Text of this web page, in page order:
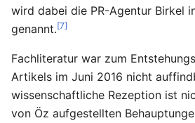
wird dabei die PR-Agentur Birkel
genannt.[7]
Fachliteratur war zum
Artikels im Juni 2016 nicht
wissenschaftliche Rezeption ist
von Öz aufgestellten